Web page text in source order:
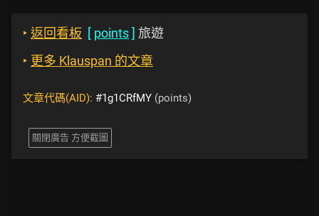
‣ 返回看板 [ points] 旅遊
‣ 更多 Klauspan 的文章
文章代碼(AID): #1g1CRfMY (points)
關閉廣告 方便截圖